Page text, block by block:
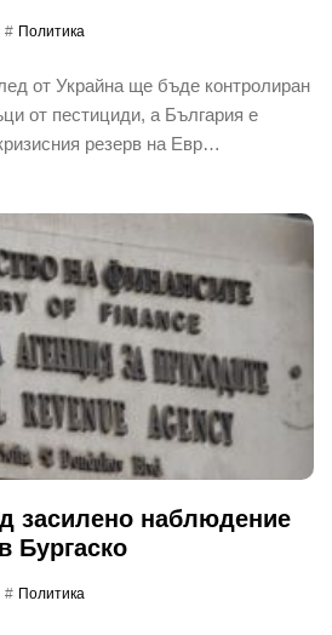
Политика
от Украйна ще бъде контролиран
от пестициди, а България е
резерв на Евр…
засилено наблюдение
Бургаско
Политика